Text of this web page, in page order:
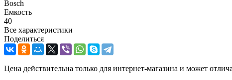
Bosch
Емкость
40
Все характеристики
Поделиться
Цена действительна только для интернет-магазина и может